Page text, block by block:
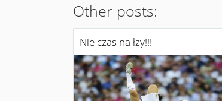
Other posts:
Nie czas na łzy!!!